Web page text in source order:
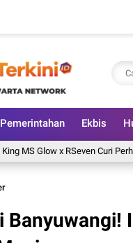
Ekbis
x RSeven Curi Perhatian
Banyuwangi!